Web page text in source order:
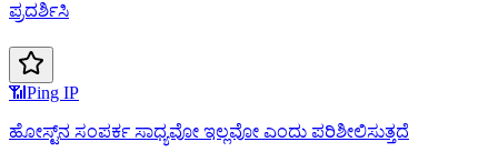
ಪ್ರದರ್ಶಿಸಿ
📶 Ping IP
ಹೋಸ್ಟ್‌ನ ಸಂಪರ್ಕ ಸಾಧ್ಯವೋ ಇಲ್ಲವೋ ಎಂದು ಪರಿಶೀಲಿಸುತ್ತದೆ